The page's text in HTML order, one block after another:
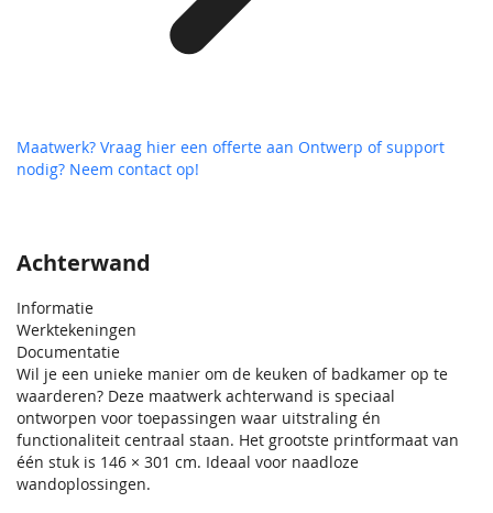
Achterwand
Informatie
Werktekeningen
Documentatie
Wil je een unieke manier om de keuken of badkamer op te
waarderen? Deze maatwerk achterwand is speciaal
ontworpen voor toepassingen waar uitstraling én
functionaliteit centraal staan. Het grootste printformaat van
één stuk is 146 × 301 cm. Ideaal voor naadloze
wandoplossingen.
Maatwerk? Vraag hier een offerte aan Ontwerp of support
nodig? Neem contact op!